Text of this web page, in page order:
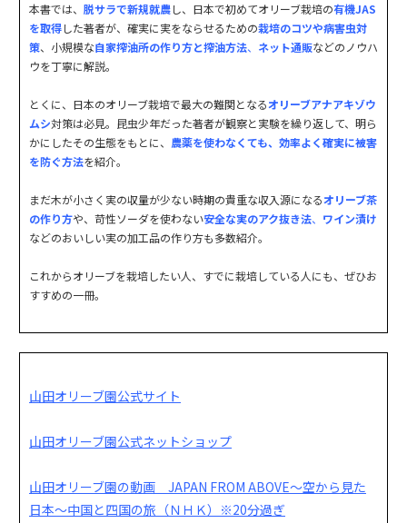
本書では、 脱サラで新規就農し、日本で初めてオリーブ栽培の有機JAS
を取得した著者が、確実に実をならせるための栽培のコツや病害虫対
策、小規模な自家搾油所の作り方と搾油方法、 ネット通販などのノウハ
ウを丁寧に解説。
とくに、日本のオリーブ栽培で最大の難関となるオリーブアナアキゾウ
ムシ対策は必見。昆虫少年だった著者が観察と実験を繰り返して、明ら
かにしたその生態をもとに、 農薬を使わなくても、効率よく確実に被害
を防ぐ方法を紹介。
まだ木が小さく実の収量が少ない時期の貴重な収入源になるオリーブ茶
の作り方や、苛性ソーダを使わない安全な実のアク抜き法、 ワイン漬け
などのおいしい実の加工品の作り方も多数紹介。
これからオリーブを栽培したい人、すでに栽培している人にも、ぜひお
すすめの一冊。
山田オリーブ園公式サイト
山田オリーブ園公式ネットショップ
山田オリーブ園の動画 JAPAN FROM ABOVE～空から見た
日本～中国と四国の旅（ＮＨＫ）※20分過ぎ